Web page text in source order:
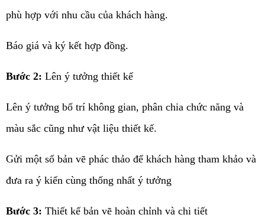
phù hợp với nhu cầu của khách hàng.
Báo giá và ký kết hợp đồng.
Bước 2: Lên ý tưởng thiết kế
Lên ý tưởng bố trí không gian, phân chia chức năng và
màu sắc cũng như vật liệu thiết kế.
Gửi một số bản vẽ phác thảo để khách hàng tham khảo và
đưa ra ý kiến cùng thống nhất ý tưởng
Bước 3: Thiết kế bản vẽ hoàn chỉnh và chi tiết